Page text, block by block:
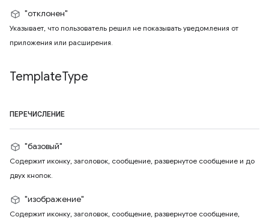
"отклонен"
Указывает, что пользователь решил не показывать уведомления от
приложения или расширения.
TemplateType
ПЕРЕЧИСЛЕНИЕ
"базовый"
Содержит иконку, заголовок, сообщение, развернутое сообщение и до
двух кнопок.
"изображение"
Содержит иконку, заголовок, сообщение, развернутое сообщение,